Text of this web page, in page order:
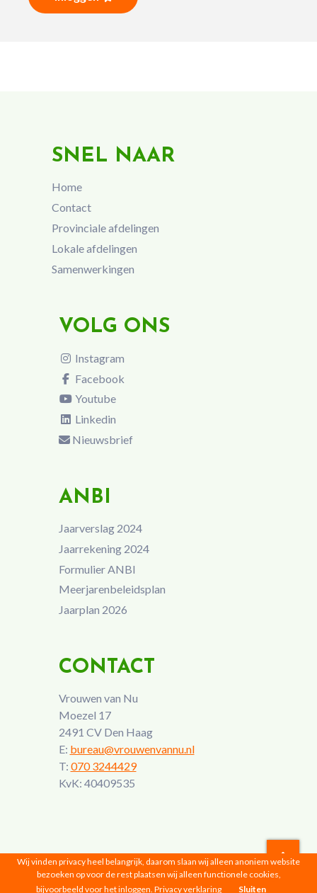
SNEL NAAR
Home
Contact
Provinciale afdelingen
Lokale afdelingen
Samenwerkingen
VOLG ONS
Instagram
Facebook
Youtube
Linkedin
Nieuwsbrief
ANBI
Jaarverslag 2024
Jaarrekening 2024
Formulier ANBI
Meerjarenbeleidsplan
Jaarplan 2026
CONTACT
Vrouwen van Nu
Moezel 17
2491 CV Den Haag
E: bureau@vrouwenvannu.nl
T: 070 3244429
KvK: 40409535
Vrouwen van Nu © 2026 |Privacyverklaring
Wij vinden privacy heel belangrijk, daarom slaan wij alleen anoniem website
bezoeken op voor de rest plaatsen wij alleen functionele cookies,
bijvoorbeeld voor het inloggen. Privacy verklaring Sluiten